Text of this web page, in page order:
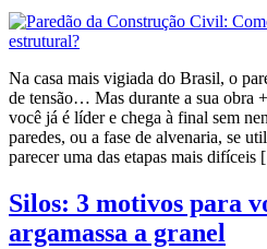
Na casa mais vigiada do Brasil, o
de tensão… Mas durante a sua
você já é líder e chega à final sem
paredes, ou a fase de alvenaria, se
parecer uma das etapas mais
Silos: 3 motivos para
argamassa a granel